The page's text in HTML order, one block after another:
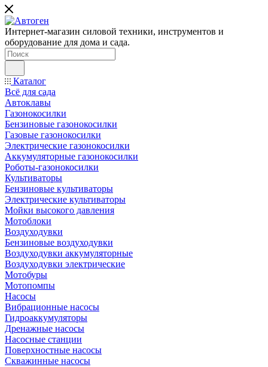
Интернет-магазин силовой техники, инструментов и
оборудование для дома и сада.
Каталог
Всё для сада
Автоклавы
Газонокосилки
Бензиновые газонокосилки
Газовые газонокосилки
Электрические газонокосилки
Аккумуляторные газонокосилки
Роботы-газонокосилки
Культиваторы
Бензиновые культиваторы
Электрические культиваторы
Мойки высокого давления
Мотоблоки
Воздуходувки
Бензиновые воздуходувки
Воздуходувки аккумуляторные
Воздуходувки электрические
Мотобуры
Мотопомпы
Насосы
Вибрационные насосы
Гидроаккумуляторы
Дренажные насосы
Насосные станции
Поверхностные насосы
Скважинные насосы